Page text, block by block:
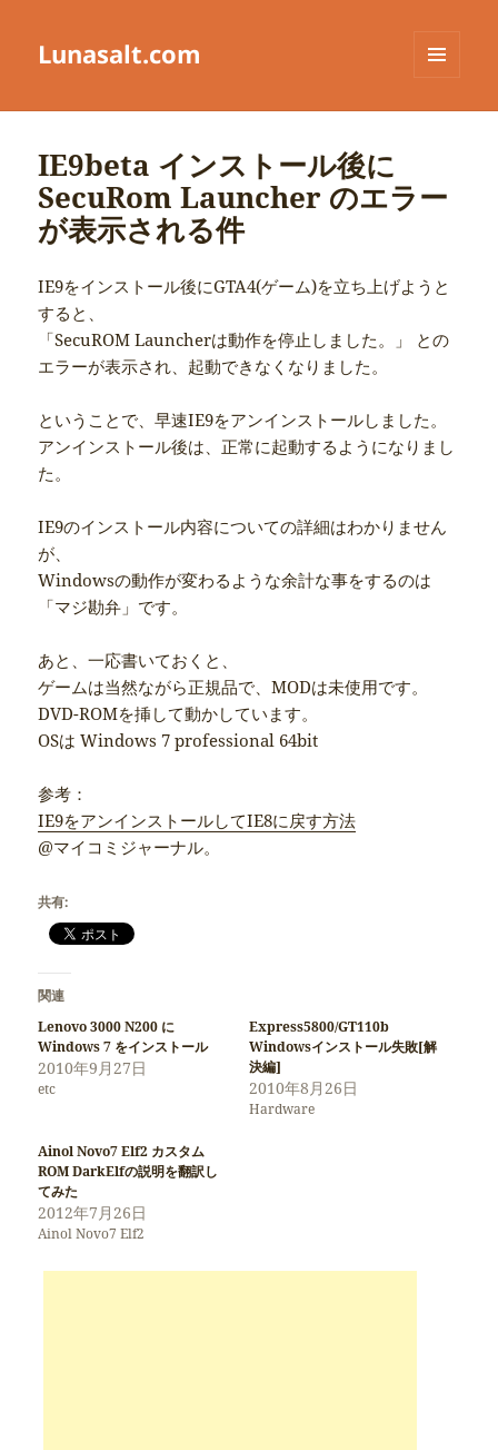
Lunasalt.com
ーとウ
IE9beta インストール後に
SecuRom Launcher のエラー
が表示される件
IE9をインストール後にGTA4(ゲーム)を立ち上げようと
すると、
「SecuROM Launcherは動作を停止しました。」 との
エラーが表示され、起動できなくなりました。
ということで、早速IE9をアンインストールしました。
アンインストール後は、正常に起動するようになりまし
た。
IE9のインストール内容についての詳細はわかりません
が、
Windowsの動作が変わるような余計な事をするのは
「マジ勘弁」です。
あと、一応書いておくと、
ゲームは当然ながら正規品で、MODは未使用です。
DVD-ROMを挿して動かしています。
OSは Windows 7 professional 64bit
参考：
IE9をアンインストールしてIE8に戻す方法
@マイコミジャーナル。
共有:
関連
Lenovo 3000 N200 に
Windows 7 をインストール
2010年9月27日
etc
Express5800/GT110b
Windowsインストール失敗[解
決編]
2010年8月26日
Hardware
Ainol Novo7 Elf2 カスタム
ROM DarkElfの説明を翻訳し
てみた
2012年7月26日
Ainol Novo7 Elf2